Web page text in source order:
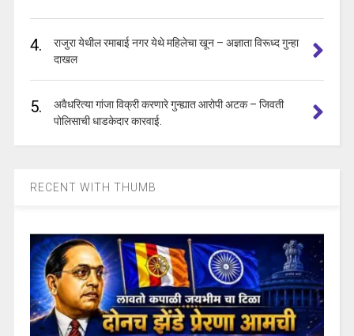
4.
राजुरा येथील रमाबाई नगर येथे महिलेचा खून – अज्ञाता विरूध्द गुन्हा
दाखल
5.
अवैधरित्या गांजा विक्री करणारे गुन्ह्यात आरोपी अटक – जिवती
पोलिसाची धाडकेदार कारवाई.
RECENT WITH THUMB